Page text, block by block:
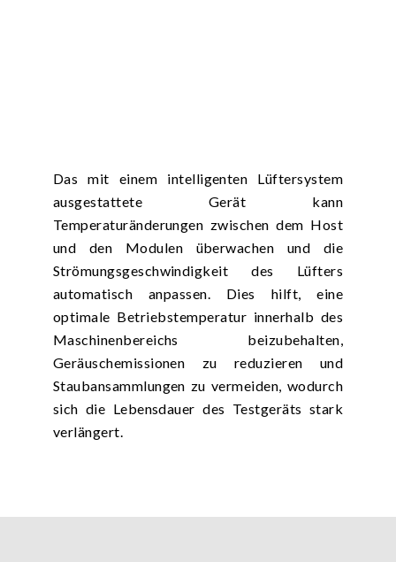
Das mit einem intelligenten Lüftersystem
ausgestattete Gerät kann
Temperaturänderungen zwischen dem Host
und den Modulen überwachen und die
Strömungsgeschwindigkeit des Lüfters
automatisch anpassen. Dies hilft, eine
optimale Betriebstemperatur innerhalb des
Maschinenbereichs beizubehalten,
Geräuschemissionen zu reduzieren und
Staubansammlungen zu vermeiden, wodurch
sich die Lebensdauer des Testgeräts stark
verlängert.